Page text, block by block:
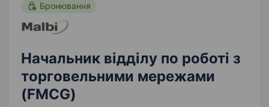
Бронювання
Начальник відділу по роботі з
торговельними мережами
(FMCG)